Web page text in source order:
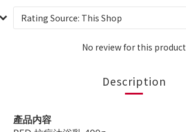
No review for this product
Description
產品内容